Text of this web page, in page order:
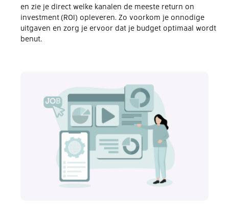
en zie je direct welke kanalen de meeste return on
investment (ROI) opleveren. Zo voorkom je onnodige
uitgaven en zorg je ervoor dat je budget optimaal wordt
benut.